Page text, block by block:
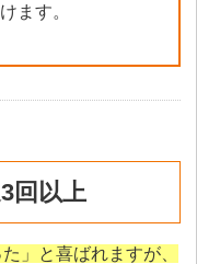
ます。
回以上
」と喜ばれますが、